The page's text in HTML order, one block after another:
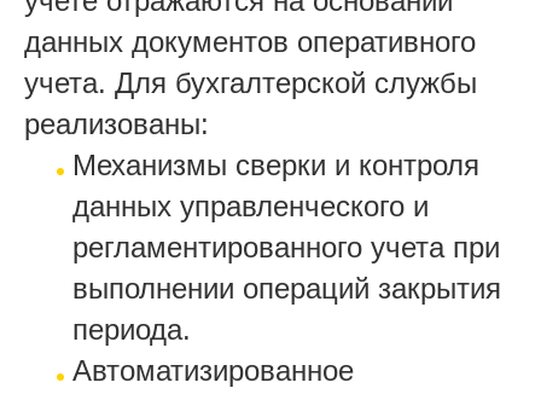
данных документов оперативного
учета. Для бухгалтерской службы
реализованы:
Механизмы сверки и контроля
данных управленческого и
регламентированного учета при
выполнении операций закрытия
периода.
Автоматизированное